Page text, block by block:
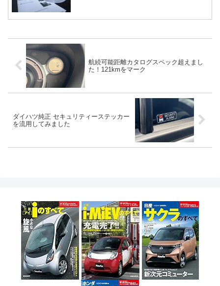
航続可能距離カタログスペック超えまし
た！121kmをマーク
ダイハツ純正 セキュリティーステッカー
を流用してみました